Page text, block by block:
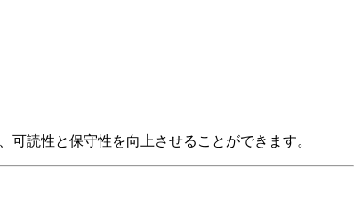
読性と保守性を向上させることができます。